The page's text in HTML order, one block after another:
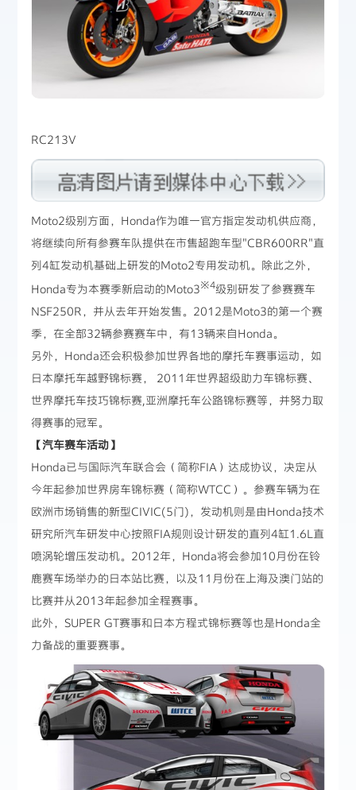
RC213V
Moto2级别方面，Honda作为唯一官方指定发动机供应商，
将继续向所有参赛车队提供在市售超跑车型"CBR600RR"直
列4缸发动机基础上研发的Moto2专用发动机。除此之外，
Honda专为本赛季新启动的Moto3※4级别研发了参赛赛车
NSF250R，并从去年开始发售。2012是Moto3的第一个赛
季，在全部32辆参赛赛车中，有13辆来自Honda。
另外，Honda还会积极参加世界各地的摩托车赛事运动，如
日本摩托车越野锦标赛， 2011年世界超级助力车锦标赛、
世界摩托车技巧锦标赛,亚洲摩托车公路锦标赛等，并努力取
得赛事的冠军。
【汽车赛车活动】
Honda已与国际汽车联合会（简称FIA）达成协议，决定从
今年起参加世界房车锦标赛（简称WTCC）。参赛车辆为在
欧洲市场销售的新型CIVIC(5门)，发动机则是由Honda技术
研究所汽车研发中心按照FIA规则设计研发的直列4缸1.6L直
喷涡轮增压发动机。2012年，Honda将会参加10月份在铃
鹿赛车场举办的日本站比赛，以及11月份在上海及澳门站的
比赛并从2013年起参加全程赛事。
此外，SUPER GT赛事和日本方程式锦标赛等也是Honda全
力备战的重要赛事。